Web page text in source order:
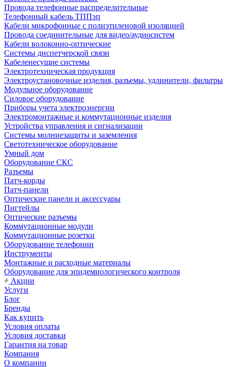
Провода телефонные распределительные
Телефонный кабель ТППэп
Кабели микрофонные с полиэтиленовой изоляцией
Провода соединительные для видео/аудиосистем
Кабели волоконно-оптические
Системы диспетчерской связи
Кабеленесущие системы
Электротехническая продукция
Электроустановочные изделия, разъемы, удлинители, фильтры
Модульное оборудование
Силовое оборудование
Приборы учета электроэнергии
Электромонтажные и коммутационные изделия
Устройства управления и сигнализации
Системы молниезащиты и заземления
Светотехническое оборудование
Умный дом
Оборудование СКС
Разъемы
Патч-корды
Патч-панели
Оптические панели и аксессуары
Пигтейлы
Оптические разъемы
Коммутационные модули
Коммутационные розетки
Оборудование телефонии
Инструменты
Монтажные и расходные материалы
Оборудование для эпидемиологического контроля
Акции
Услуги
Блог
Бренды
Как купить
Условия оплаты
Условия доставки
Гарантия на товар
Компания
О компании